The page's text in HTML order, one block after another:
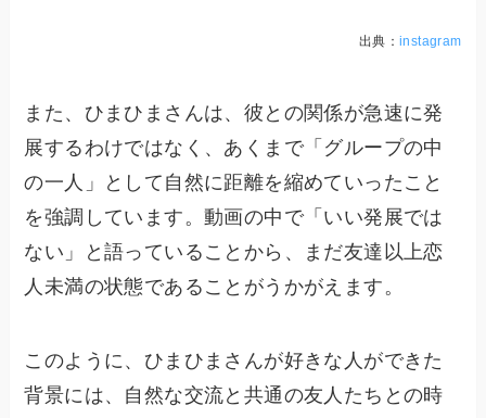
出典： instagram
また、ひまひまさんは、彼との関係が急速に発
展するわけではなく、あくまで「グループの中
の一人」として自然に距離を縮めていったこと
を強調しています。動画の中で「いい発展では
ない」と語っていることから、まだ友達以上恋
人未満の状態であることがうかがえます。
このように、ひまひまさんが好きな人ができた
背景には、自然な交流と共通の友人たちとの時